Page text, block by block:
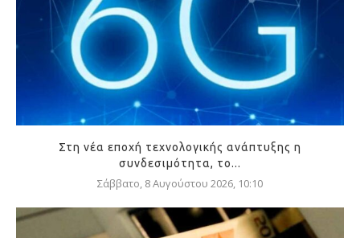
Στη νέα εποχή τεχνολογικής ανάπτυξης η
συνδεσιμότητα, το...
Σάββατο, 8 Αυγούστου 2026, 10:10